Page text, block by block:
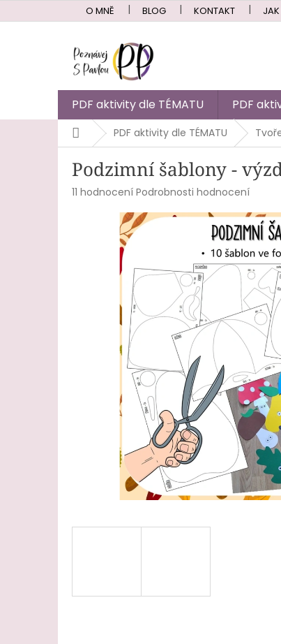
na
O MNĚ BLOG KONTAKT
PDF aktivity dle TÉMATU PDF
DomůPDF aktivity dle TÉMATU
Podzimní šablony -
Průměrné
11 hodnocení Podrobnosti hodnocení